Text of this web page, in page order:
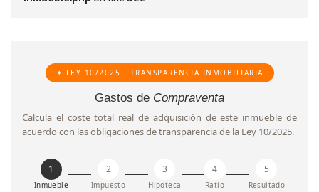
✦ LEY 10/2025 · TRANSPARENCIA INMOBILIARIA
Gastos de Compraventa
Calcula el coste total real de adquisición de este inmueble de
acuerdo con las obligaciones de transparencia de la Ley 10/2025.
1
Inmueble
2
Impuesto
3
Hipoteca
4
Ratio
5
Resultado